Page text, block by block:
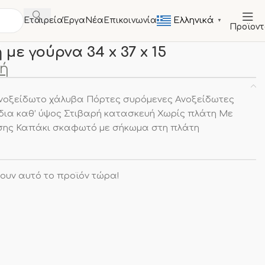
Εταιρεία Έργα Νέα Επικοινωνία Ελληνικά ▼
γούρνα 34 x 37 x 15
χάλυβα Πόρτες συρόμενες Ανοξείδωτες
καθ’ ύψος Στιβαρή κατασκευή Χωρίς πλάτη Με
Καπάκι σκαφωτό με σήκωμα στη πλάτη
αυτό το προϊόν τώρα!